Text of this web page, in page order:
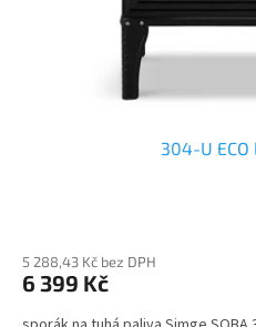
304-U
5 288,43 Kč bez DPH
6 399 Kč